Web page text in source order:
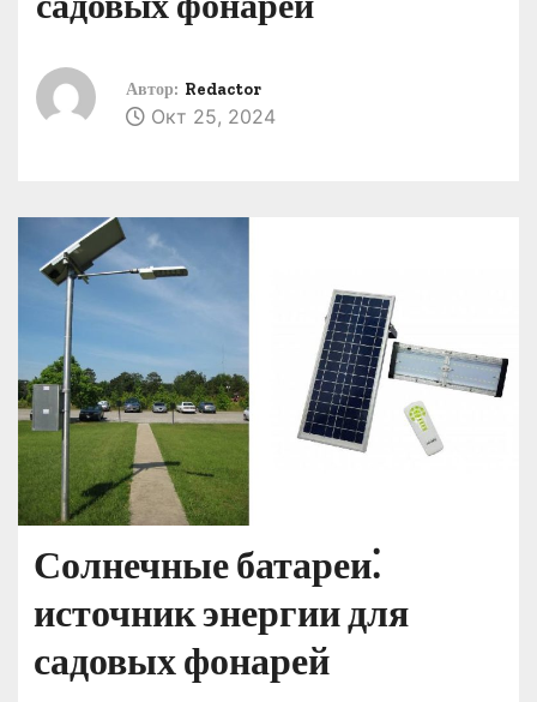
Автор: Redactor
Окт 25, 2024
Солнечные батареи⁚
источник энергии для
садовых фонарей